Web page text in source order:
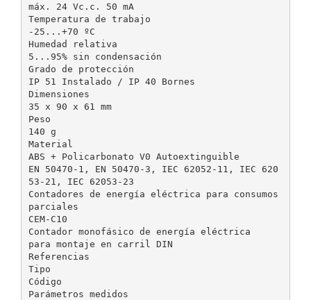
máx. 24 Vc.c. 50 mA
Temperatura de trabajo
-25...+70 ºC
Humedad relativa
5...95% sin condensación
Grado de protección
IP 51 Instalado / IP 40 Bornes
Dimensiones
35 x 90 x 61 mm
Peso
140 g
Material
ABS + Policarbonato V0 Autoextinguible
EN 50470-1, EN 50470-3, IEC 62052-11, IEC 620
53-21, IEC 62053-23
Contadores de energía eléctrica para consumos
parciales
CEM-C10
Contador monofásico de energía eléctrica
para montaje en carril DIN
Referencias
Tipo
Código
Parámetros medidos